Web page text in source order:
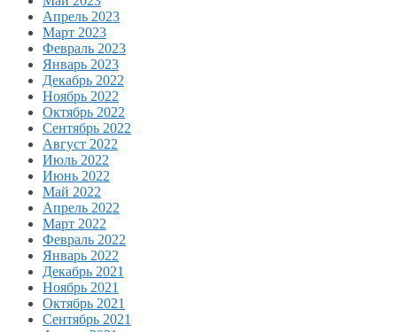
Апрель 2023
Март 2023
Февраль 2023
Январь 2023
Декабрь 2022
Ноябрь 2022
Октябрь 2022
Сентябрь 2022
Август 2022
Июль 2022
Июнь 2022
Май 2022
Апрель 2022
Март 2022
Февраль 2022
Январь 2022
Декабрь 2021
Ноябрь 2021
Октябрь 2021
Сентябрь 2021